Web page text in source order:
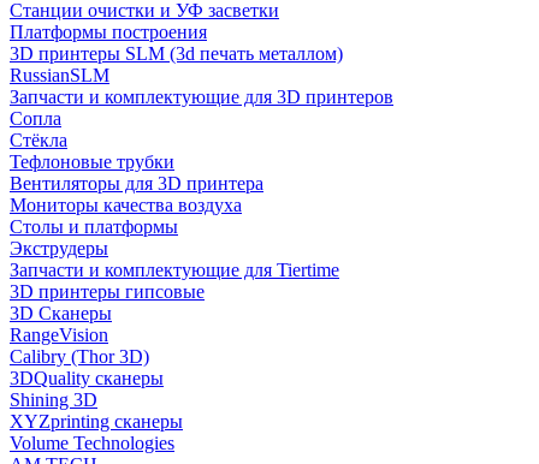
Станции очистки и УФ засветки
Платформы построения
3D принтеры SLM (3d печать металлом)
RussianSLM
Запчасти и комплектующие для 3D принтеров
Сопла
Cтёкла
Тефлоновые трубки
Вентиляторы для 3D принтера
Мониторы качества воздуха
Столы и платформы
Экструдеры
Запчасти и комплектующие для Tiertime
3D принтеры гипсовые
3D Сканеры
RangeVision
Calibry (Thor 3D)
3DQuality сканеры
Shining 3D
XYZprinting сканеры
Volume Technologies